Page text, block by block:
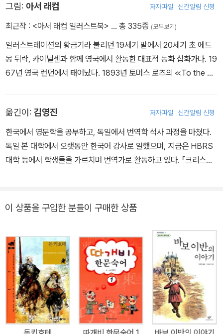
영향을 미쳤다. 디킨스의 탁월성은 대중성과 사회 현안에 대한 성찰
에 있다. 디킨스의 대중성은 어린 시절의 경험에 기인한다. 말단 공무
빚을 졌다. 어린 시절 그는 매번 더 낙후된 곳으로 이사를 다녔고 급기
야 열한 살 때에는 아버지가 채무자 감옥(Debt Prison)에 수감되어
온 가족이 아버지와 함께 감옥에서 1년가량 생활하게 된다. 장남인 그
는 학업을 중단하게 되고 구두약 공장에 보내진다. 소설을 즐겨 읽고
꿈 많던 소년 디킨스는 공부할 기회를 박탈당한 채 가난한 아이들 틈
상처를 남긴 이 경험은, 그러나 작가로서는 유익한 경험이었다. 당시
의 산업혁명 시대에는 열 살도 채 안 된 수많은 어린이들이 산업 현장
으로 내몰렸다. 가장 역할을 하면서 학대받고 방치된 어린이들의 고
으로 도시의 빈민들을 소설 속에 등장시킨다. 어린 시절 경험은 도시
부여받는 예술상의 민주화 작업을 이루는 토대가 된다. 디킨스의 삶
은 인간의 열정과 에너지가 얼마나 지대할 수 있는지, 빅토리아 시대
에 나타난 새로운 모토라 할 수 있는 자수성가를 얼마나 훌륭히 성취
했는지를 보여 준다. 열다섯 살까지만 학교교육을 받은 그가 처음 가
진 직업은 법률 사무소의 서기였다. 그는 사무소에서 온갖 잔심부름
을 하면서 속기술을 익혀 신문사 기자가 된다. 고등법원과 의회에 출
입하는 기자였던 그는 통찰력 있는 시각과 빼어난 문장력을 습득하게
된다. 스물네 살 때부터 자신이 편집위원으로 있는 잡지에 ＜픽윅 문
그림: 아서 래컴 저자파일 신간알림 신청
최근작 : <아서 래컴 일러스트북> … 총 335종 (모두보기)
일러스트레이션의 황금기라 불리던 19세기 말에서 20세기 초 에드
몽 뒤락, 카이닐센과 함께 영국에서 활동한 대표적 동화 삽화가다. 19
67년 영국 런던에서 태어났다. 1893년 토머스 로즈의 ≪To the Ot
작했고, ≪이상한 나라의 앨리스≫ ≪피터팬≫ 등 다수의 작품에 참여
했다.
옮긴이: 김영진 저자파일 신간알림 신청
한국에서 영문학을 공부하고, 독일에서 번역학 석사 과정을 마쳤다.
독일 본 대학에서 오랫동안 한국어 강사로 일했으며, 지금은 HBRS
대학 등에서 학생들을 가르치며 번역가로 활동하고 있다. 『크리스마
줘!』, 『친구들은 어떻게 잠들까?』, 『생일 축하해, 생쥐야!』 등을 우리
이 상품을 구입한 분들이 구매한 상품